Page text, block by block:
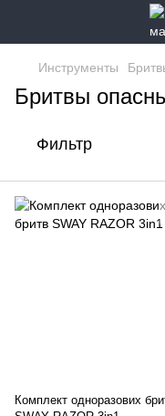
Инструменты
Бритвы
Фильтр
Комплект одноразових